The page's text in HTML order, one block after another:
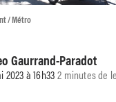
/ Métro
Gaurrand-Paradot
2023 à 16h332 minutes de